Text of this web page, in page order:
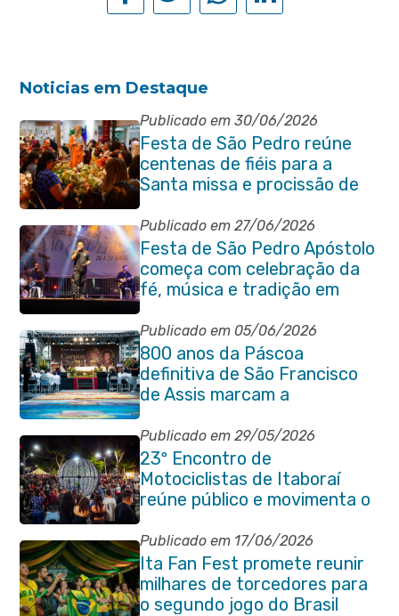
Noticias em Destaque
Publicado em 30/06/2026
Festa de São Pedro reúne
centenas de fiéis para a
Santa missa e procissão de
encerramento e shows
Publicado em 27/06/2026
Festa de São Pedro Apóstolo
começa com celebração da
fé, música e tradição em
Venda das Pedras
Publicado em 05/06/2026
800 anos da Páscoa
definitiva de São Francisco
de Assis marcam a
celebração de Corpus Christi
em Itaboraí
Publicado em 29/05/2026
23º Encontro de
Motociclistas de Itaboraí
reúne público e movimenta o
Centro da cidade na noite de
abertura
Publicado em 17/06/2026
Ita Fan Fest promete reunir
milhares de torcedores para
o segundo jogo do Brasil